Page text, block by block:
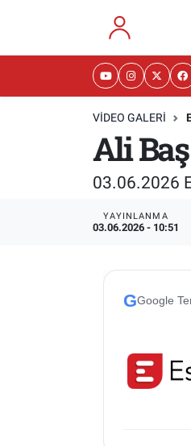
VIDEO GALERI
Ali
03.06.2026
YAYINLANMA
03.06.2026 - 10:51
GGoogle
RESMİ İLANLAR
MAGAZİN
ESKİŞEHİR NÖBETÇİ
Eskişehir Nöbetçi
Eskişehir Namaz
Eskişehir Trafik
Süper Lig Puan
Tüm Manşetler
Son Dakika Haberleri